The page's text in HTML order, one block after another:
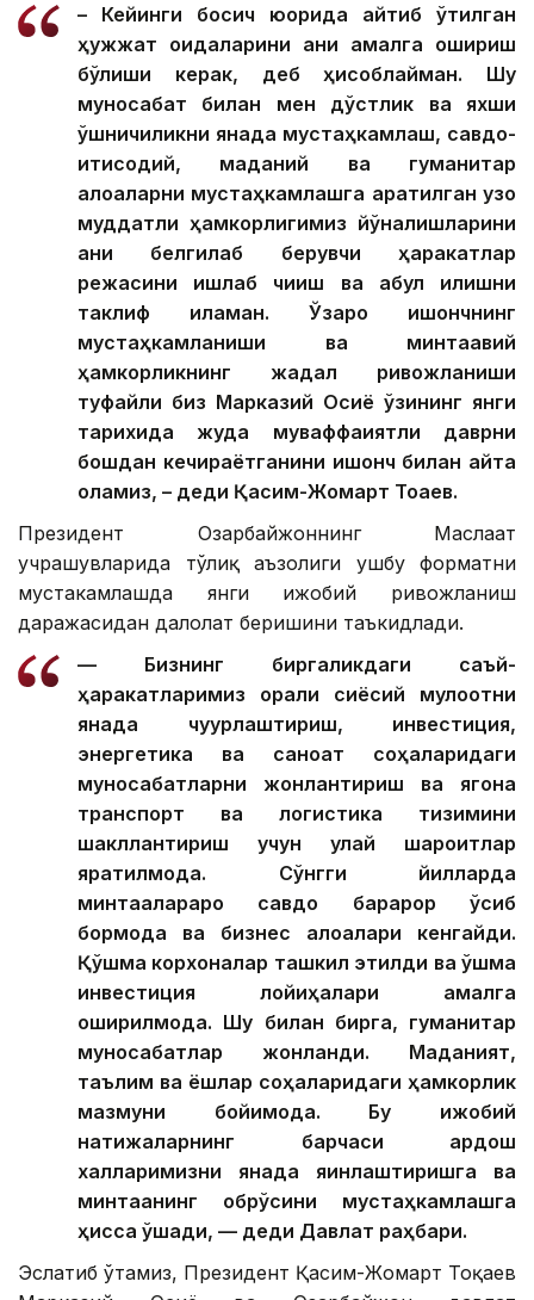
– Кейинги босқич юқорида айтиб ўтилган
ҳужжат қоидаларини аниқ амалга ошириш
бўлиши керак, деб ҳисоблайман. Шу
муносабат билан мен дўстлик ва яхши
қўшничиликни янада мустаҳкамлаш, савдо-
иқтисодий, маданий ва гуманитар
алоқаларни мустаҳкамлашга қаратилган узоқ
муддатли ҳамкорлигимиз йўналишларини
аниқ белгилаб берувчи ҳаракатлар
режасини ишлаб чиқиш ва қабул қилишни
таклиф қиламан. Ўзаро ишончнинг
мустаҳкамланиши ва минтақавий
ҳамкорликнинг жадал ривожланиши
туфайли биз Марказий Осиё ўзининг янги
тарихида жуда муваффақиятли даврни
бошдан кечираётганини ишонч билан айта
оламиз, – деди Қасим-Жомарт Тоқаев.
Президент Озарбайжоннинг Маслаҳат
учрашувларида тўлиқ аъзолиги ушбу форматни
мустаҳкамлашда янги ижобий ривожланиш
даражасидан далолат беришини таъкидлади.
— Бизнинг биргаликдаги саъй-
ҳаракатларимиз орқали сиёсий мулоқотни
янада чуқурлаштириш, инвестиция,
энергетика ва саноат соҳаларидаги
муносабатларни жонлантириш ва ягона
транспорт ва логистика тизимини
шакллантириш учун қулай шароитлар
яратилмоқда. Сўнгги йилларда
минтақалараро савдо барқарор ўсиб
бормоқда ва бизнес алоқалари кенгайди.
Қўшма корхоналар ташкил этилди ва қўшма
инвестиция лойиҳалари амалга
оширилмоқда. Шу билан бирга, гуманитар
муносабатлар жонланди. Маданият,
таълим ва ёшлар соҳаларидаги ҳамкорлик
мазмуни бойимоқда. Бу ижобий
натижаларнинг барчаси қардош
халқларимизни янада яқинлаштиришга ва
минтақанинг обрўсини мустаҳкамлашга
ҳисса қўшади, — деди Давлат раҳбари.
Эслатиб ўтамиз, Президент Қасим-Жомарт Тоқаев